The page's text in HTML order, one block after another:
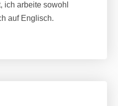
ich arbeite sowohl
auf Englisch.